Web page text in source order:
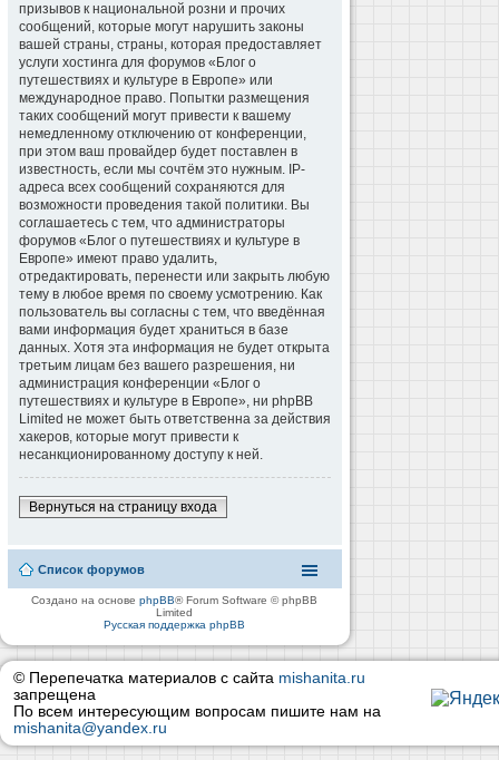
призывов к национальной розни и прочих
сообщений, которые могут нарушить законы
вашей страны, страны, которая предоставляет
услуги хостинга для форумов «Блог о
путешествиях и культуре в Европе» или
международное право. Попытки размещения
таких сообщений могут привести к вашему
немедленному отключению от конференции,
при этом ваш провайдер будет поставлен в
известность, если мы сочтём это нужным. IP-
адреса всех сообщений сохраняются для
возможности проведения такой политики. Вы
соглашаетесь с тем, что администраторы
форумов «Блог о путешествиях и культуре в
Европе» имеют право удалить,
отредактировать, перенести или закрыть любую
тему в любое время по своему усмотрению. Как
пользователь вы согласны с тем, что введённая
вами информация будет храниться в базе
данных. Хотя эта информация не будет открыта
третьим лицам без вашего разрешения, ни
администрация конференции «Блог о
путешествиях и культуре в Европе», ни phpBB
Limited не может быть ответственна за действия
хакеров, которые могут привести к
несанкционированному доступу к ней.
Вернуться на страницу входа
Список форумов
Создано на основеphpBB® Forum Software © phpBB
Limited
Русская поддержка phpBB
© Перепечатка материалов с сайта mishanita.ru
запрещена
По всем интересующим вопросам пишите нам на
mishanita@yandex.ru